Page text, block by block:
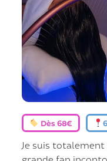
Dès 68€
Je suis